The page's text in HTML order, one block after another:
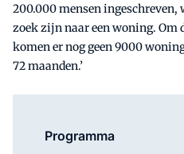
200.000 mensen ingeschreven,
zoek zijn naar een woning. Om
komen er nog geen 9000
72 maanden.’
Programma